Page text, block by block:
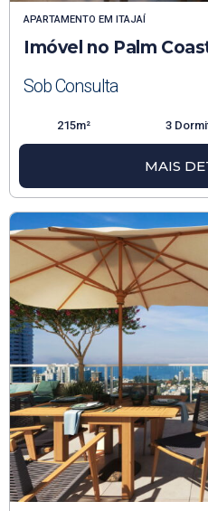
APARTAMENTO EM ITAJAÍ
Imóvel no Palm
Sob Consulta
215m² 3
MAIS